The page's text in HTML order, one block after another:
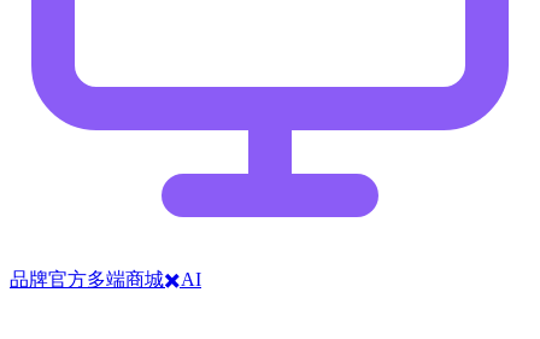
品牌官方多端商城✖️AI